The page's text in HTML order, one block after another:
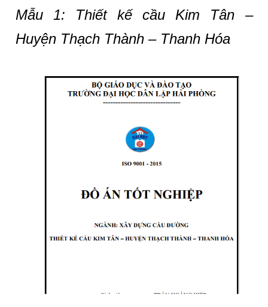
Mẫu 1: Thiết kế cầu Kim Tân –
Huyện Thạch Thành – Thanh Hóa